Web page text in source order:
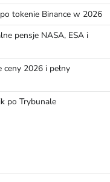
tokenie Binance w 2026
pensje NASA, ESA i
2026 i pełny
po Trybunale